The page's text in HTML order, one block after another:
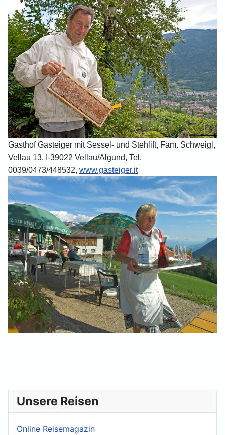
Unsere Reisen
Online Reisemagazin
Gasthof Gasteiger mit Sessel- und Stehlift, Fam. Schweigl,
Vellau 13, I-39022 Vellau/Algund, Tel.
0039/0473/448532, www.gasteiger.it